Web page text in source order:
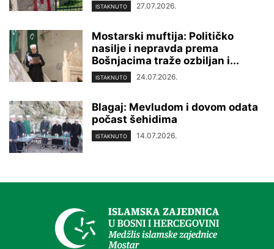
ISTAKNUTO 27.07.2026.
Mostarski muftija: Političko
nasilje i nepravda prema
Bošnjacima traže ozbiljan i...
ISTAKNUTO 24.07.2026.
Blagaj: Mevludom i dovom odata
počast šehidima
ISTAKNUTO 14.07.2026.